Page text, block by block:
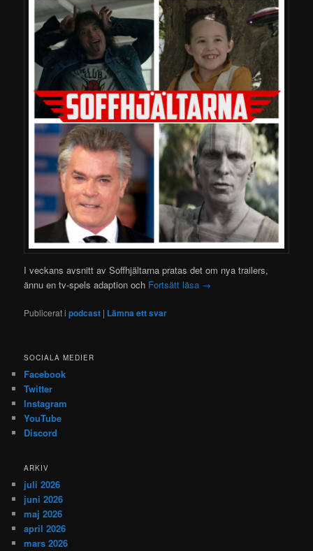
I veckans avsnitt av Soffhjältarna pratas det om nya trailers,
ännu en tv-spels adaption och Fortsätt läsa →
Publicerat i podcast | Lämna ett svar
SOCIALA MEDIER
Facebook
Twitter
Instagram
YouTube
Discord
ARKIV
juli 2026
juni 2026
maj 2026
april 2026
mars 2026